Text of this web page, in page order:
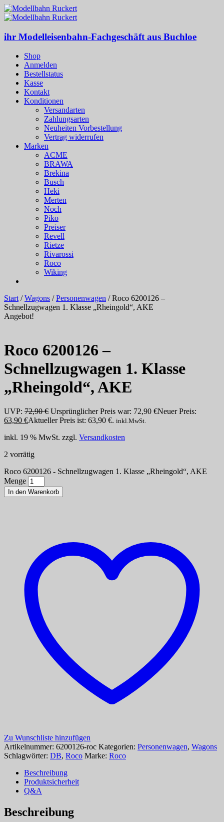
ihr Modelleisenbahn-Fachgeschäft aus Buchloe
Shop
Anmelden
Bestellstatus
Kasse
Kontakt
Konditionen
Versandarten
Zahlungsarten
Neuheiten Vorbestellung
Vertrag widerrufen
Marken
ACME
BRAWA
Brekina
Busch
Heki
Merten
Noch
Piko
Preiser
Revell
Rietze
Rivarossi
Roco
Wiking
Start/Wagons /Personenwagen / Roco 6200126 –
Schnellzugwagen 1. Klasse „Rheingold“, AKE
Angebot!
Roco 6200126 –
Schnellzugwagen 1. Klasse
„Rheingold“, AKE
UVP: 72,90€ Ursprünglicher Preis war: 72,90 €Neuer Preis:
63,90 €Aktueller Preis ist: 63,90 €. inkl.MwSt.
inkl. 19 % MwSt. zzgl. Versandkosten
2 vorrätig
Roco 6200126 - Schnellzugwagen 1. Klasse „Rheingold“, AKE
Menge
In den Warenkorb
Zu Wunschliste hinzufügen
Artikelnummer: 6200126-roc Kategorien: Personenwagen, Wagons
Schlagwörter: DB, Roco Marke: Roco
Beschreibung
Produktsicherheit
Q&A
Beschreibung